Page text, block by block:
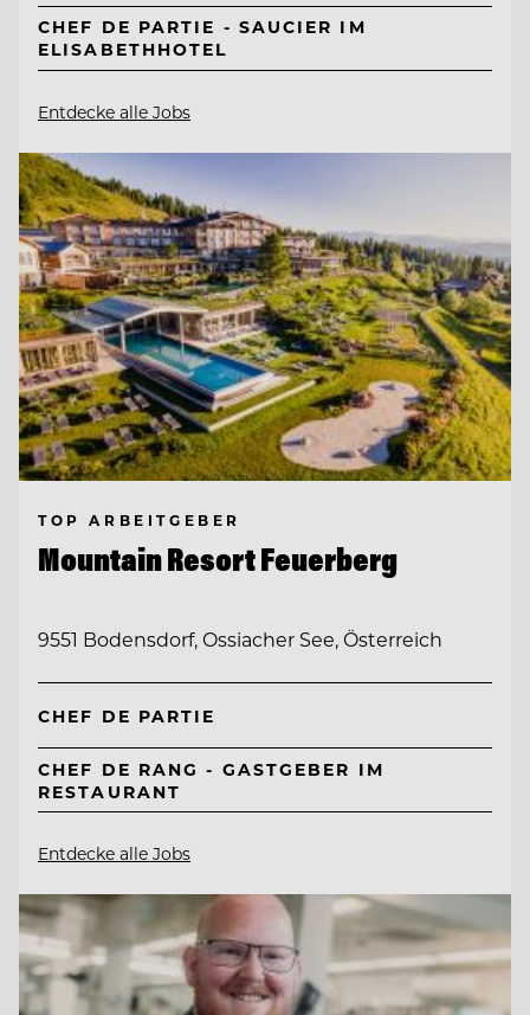
CHEF DE PARTIE - SAUCIER IM
ELISABETHHOTEL
Entdecke alle Jobs
TOP ARBEITGEBER
Mountain Resort Feuerberg
9551 Bodensdorf, Ossiacher See, Österreich
CHEF DE PARTIE
CHEF DE RANG - GASTGEBER IM
RESTAURANT
Entdecke alle Jobs